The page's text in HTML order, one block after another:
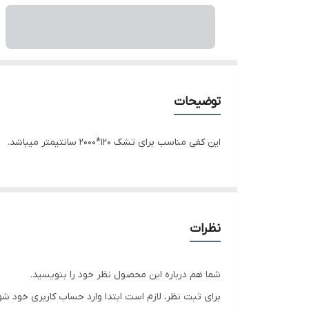
توضیحات
این کفی مناسب برای تشک 120*2000 سانتیمتر میباشد.
نظرات
شما هم درباره این محصول نظر خود را بنویسید.
برای ثبت نظر، لازم است ابتدا وارد حساب کاربری خود